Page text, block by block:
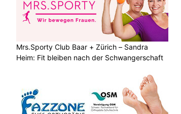
Mrs.Sporty Club Baar + Zürich – Sandra
Heim: Fit bleiben nach der Schwangerschaft